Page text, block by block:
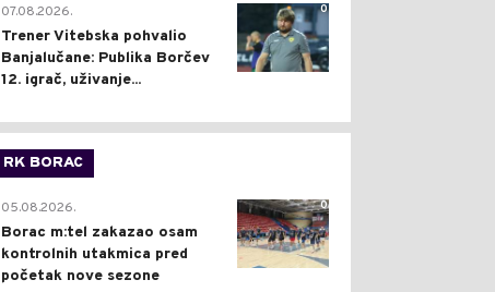
0
07.08.2026.
Trener Vitebska pohvalio
Banjalučane: Publika Borčev
12. igrač, uživanje...
RK BORAC
0
05.08.2026.
Borac m:tel zakazao osam
kontrolnih utakmica pred
početak nove sezone